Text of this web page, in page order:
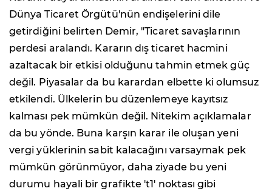
Dünya Ticaret Örgütü'nün endişelerini dile
getirdiğini belirten Demir, "Ticaret savaşlarının
perdesi aralandı. Kararın dış ticaret hacmini
azaltacak bir etkisi olduğunu tahmin etmek güç
değil. Piyasalar da bu karardan elbette ki olumsuz
etkilendi. Ülkelerin bu düzenlemeye kayıtsız
kalması pek mümkün değil. Nitekim açıklamalar
da bu yönde. Buna karşın karar ile oluşan yeni
vergi yüklerinin sabit kalacağını varsaymak pek
mümkün görünmüyor, daha ziyade bu yeni
durumu hayali bir grafikte 't1' noktası gibi